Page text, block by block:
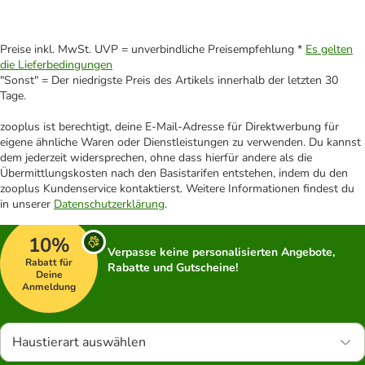
Preise inkl. MwSt. UVP = unverbindliche Preisempfehlung * Es gelten
die Lieferbedingungen
"Sonst" = Der niedrigste Preis des Artikels innerhalb der letzten 30
Tage.
zooplus ist berechtigt, deine E-Mail-Adresse für Direktwerbung für
eigene ähnliche Waren oder Dienstleistungen zu verwenden. Du kannst
dem jederzeit widersprechen, ohne dass hierfür andere als die
Übermittlungskosten nach den Basistarifen entstehen, indem du den
zooplus Kundenservice kontaktierst. Weitere Informationen findest du
in unserer Datenschutzerklärung.
10%
Rabatt für
Deine
Anmeldung
Verpasse keine personalisierten Angebote,
Rabatte und Gutscheine!
Haustierart auswählen